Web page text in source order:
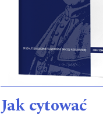
Jak cytować